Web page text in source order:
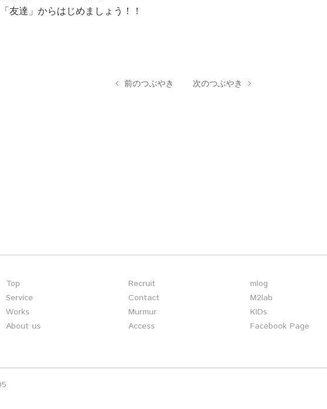
「友達」からはじめましょう！！
前のつぶやき 次のつぶやき
Top
Service
Works
About us
Recruit
Contact
Murmur
Access
mlog
M2lab
KIDs
Facebook Page